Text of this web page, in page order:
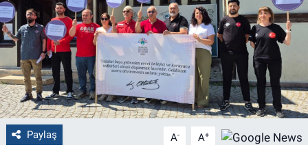
Paylaş A- A+
Politika
Bilecik
Kütahya
Gezi